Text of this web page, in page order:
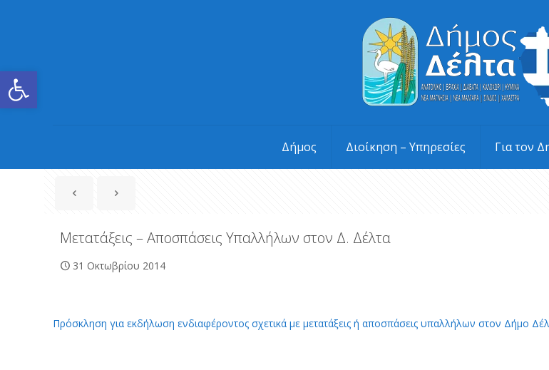
Ανοίξτε τη γραμμή εργαλείων
Δήμος Διοίκηση – Υπηρεσίες Για τον
Μετατάξεις – Αποσπάσεις Υπαλλήλων στον Δ. Δέλτα
31 Οκτωβρίου 2014
Πρόσκληση για εκδήλωση ενδιαφέροντος σχετικά με μετατάξεις ή αποσπάσεις υπαλλήλων στον Δήμο